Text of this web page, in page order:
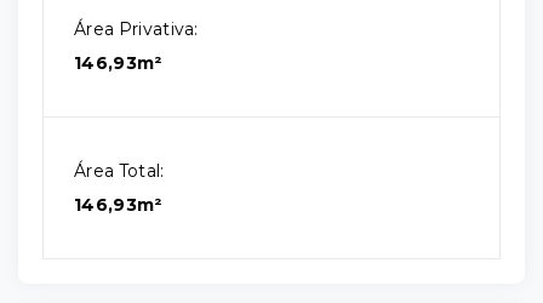
Área Privativa:
146,93m²
Área Total:
146,93m²